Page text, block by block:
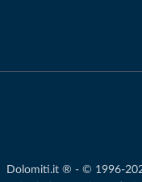
Dolomiti.it ® - © 1996-